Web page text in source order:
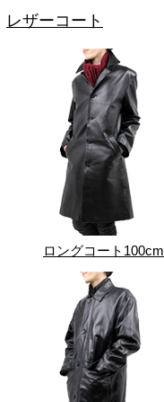
レザーコート
ロングコート100cm